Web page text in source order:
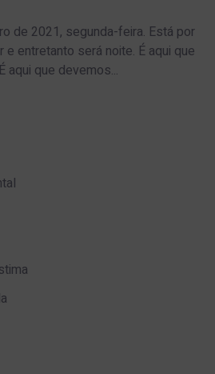
de 2021, segunda-feira. Está por
e entretanto será noite. É aqui que
aqui que devemos...